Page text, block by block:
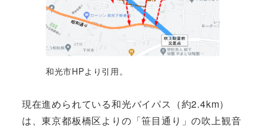
和光市HPより引用。
現在進められている和光バイパス（約2.4km）
は、東京都板橋区よりの「笹目通り」の吹上観音